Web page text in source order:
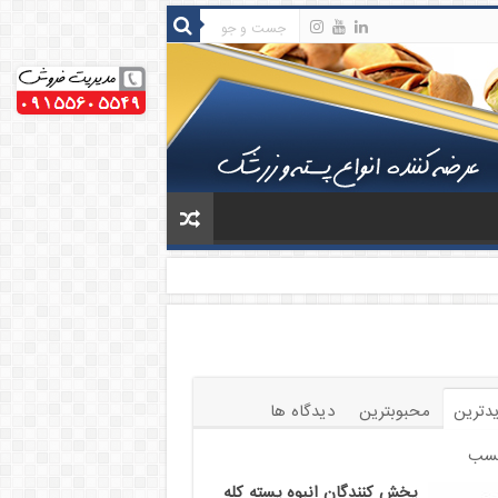
محبوبترین
دیدگاه ها
پخش کنندگان انبوه پسته کله